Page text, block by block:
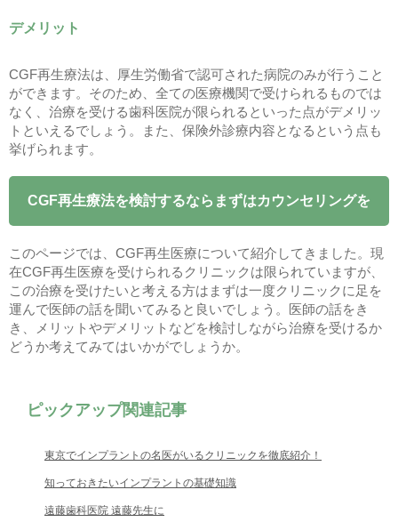
デメリット
CGF再生療法は、厚生労働省で認可された病院のみが行うこと
ができます。そのため、全ての医療機関で受けられるものでは
なく、治療を受ける歯科医院が限られるといった点がデメリッ
トといえるでしょう。また、保険外診療内容となるという点も
挙げられます。
CGF再生療法を検討するならまずはカウンセリングを
このページでは、CGF再生医療について紹介してきました。現
在CGF再生医療を受けられるクリニックは限られていますが、
この治療を受けたいと考える方はまずは一度クリニックに足を
運んで医師の話を聞いてみると良いでしょう。医師の話をき
き、メリットやデメリットなどを検討しながら治療を受けるか
どうか考えてみてはいかがでしょうか。
ピックアップ関連記事
東京でインプラントの名医がいるクリニックを徹底紹介！
知っておきたいインプラントの基礎知識
遠藤歯科医院 遠藤先生に